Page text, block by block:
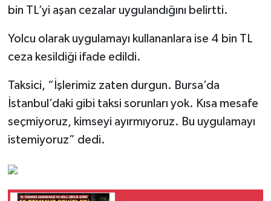
bin TL’yi aşan cezalar uygulandığını belirtti.
Yolcu olarak uygulamayı kullananlara ise 4 bin TL
ceza kesildiği ifade edildi.
Taksici, “İşlerimiz zaten durgun. Bursa’da
İstanbul’daki gibi taksi sorunları yok. Kısa mesafe
seçmiyoruz, kimseyi ayırmıyoruz. Bu uygulamayı
istemiyoruz” dedi.